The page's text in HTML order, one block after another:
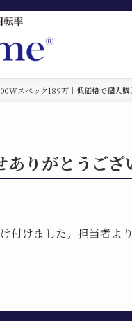
スペック189万｜低価格で個人購
ありがとうござ
付けました。担当者よ